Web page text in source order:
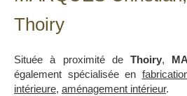
Thoiry
Située à proximité deThoiry,
également spécialisée en
intérieure, aménagement intérieur.